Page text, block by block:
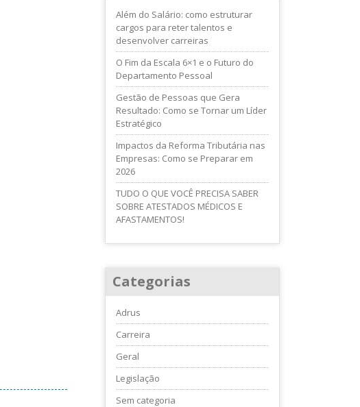
Além do Salário: como estruturar
cargos para reter talentos e
desenvolver carreiras
O Fim da Escala 6×1 e o Futuro do
Departamento Pessoal
Gestão de Pessoas que Gera
Resultado: Como se Tornar um Líder
Estratégico
Impactos da Reforma Tributária nas
Empresas: Como se Preparar em
2026
TUDO O QUE VOCÊ PRECISA SABER
SOBRE ATESTADOS MÉDICOS E
AFASTAMENTOS!
Categorias
Adrus
Carreira
Geral
Legislação
Sem categoria